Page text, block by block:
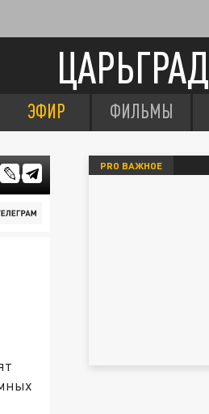
ЦАРЬГРАД
ЭФИР ФИЛЬМЫ
LOOK
PRO ВАЖНОЕ